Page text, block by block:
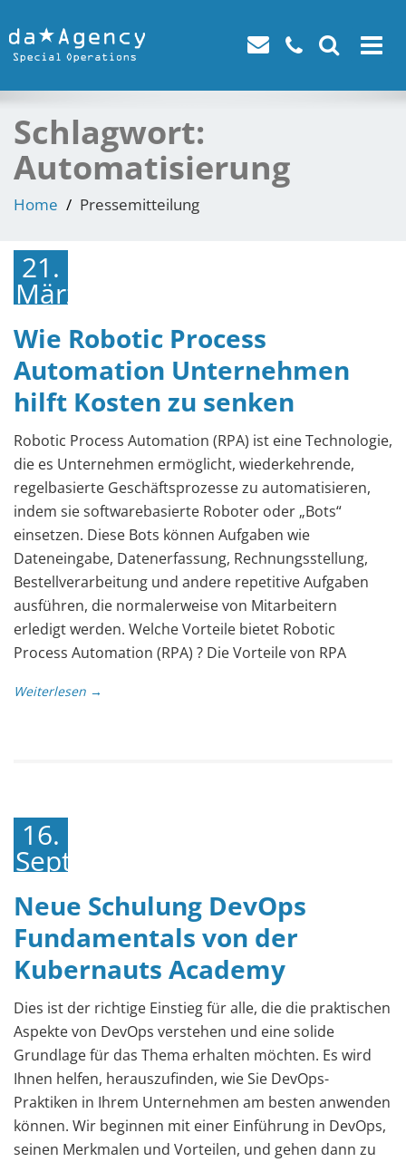
Toggle
Schlagwort:
Automatisierung
Home Pressemitteilung
21.
März
2023
Wie Robotic Process
Automation Unternehmen
hilft Kosten zu senken
Robotic Process Automation (RPA) ist eine Technologie,
die es Unternehmen ermöglicht, wiederkehrende,
regelbasierte Geschäftsprozesse zu automatisieren,
indem sie softwarebasierte Roboter oder „Bots“
einsetzen. Diese Bots können Aufgaben wie
Dateneingabe, Datenerfassung, Rechnungsstellung,
Bestellverarbeitung und andere repetitive Aufgaben
ausführen, die normalerweise von Mitarbeitern
erledigt werden. Welche Vorteile bietet Robotic
Process Automation (RPA) ? Die Vorteile von RPA
Weiterlesen →
16.
September
Neue Schulung DevOps
Fundamentals von der
Kubernauts Academy
Dies ist der richtige Einstieg für alle, die die praktischen
Aspekte von DevOps verstehen und eine solide
Grundlage für das Thema erhalten möchten. Es wird
Ihnen helfen, herauszufinden, wie Sie DevOps-
Praktiken in Ihrem Unternehmen am besten anwenden
können. Wir beginnen mit einer Einführung in DevOps,
seinen Merkmalen und Vorteilen, und gehen dann zu